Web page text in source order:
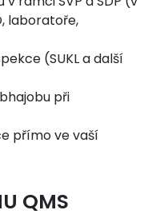
laboratoře,
(SUKL a další
při
přímo ve vaší
QMS